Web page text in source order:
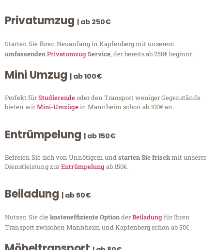
Privatumzug | ab 250€
Starten Sie Ihren Neuanfang in Kapfenberg mit unserem
umfassendenPrivatumzugService, der bereits ab 250€ beginnt.
Mini Umzug | ab 100€
Perfekt fürStudierendeoder den Transport weniger Gegenstände
bieten wirMini-Umzügein Mannheim schon ab 100€ an.
Entrümpelung | ab 150€
Befreien Sie sich von Unnötigem undstarten Sie frischmit unserer
Dienstleistung zurEntrümpelungab 150€.
Beiladung | ab 50€
Nutzen Sie diekosteneffiziente OptionderBeiladungfür Ihren
Transport zwischen Mannheim und Kapfenberg schon ab 50€.